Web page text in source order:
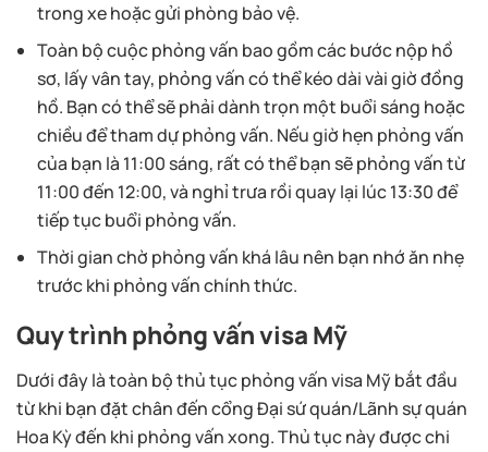
trong xe hoặc gửi phòng bảo vệ.
Toàn bộ cuộc phỏng vấn bao gồm các bước nộp hồ
sơ, lấy vân tay, phỏng vấn có thể kéo dài vài giờ đồng
hồ. Bạn có thể sẽ phải dành trọn một buổi sáng hoặc
chiều để tham dự phỏng vấn. Nếu giờ hẹn phỏng vấn
của bạn là 11:00 sáng, rất có thể bạn sẽ phỏng vấn từ
11:00 đến 12:00, và nghỉ trưa rồi quay lại lúc 13:30 để
tiếp tục buổi phỏng vấn.
Thời gian chờ phỏng vấn khá lâu nên bạn nhớ ăn nhẹ
trước khi phỏng vấn chính thức.
Quy trình phỏng vấn visa Mỹ
Dưới đây là toàn bộ thủ tục phỏng vấn visa Mỹ bắt đầu
từ khi bạn đặt chân đến cổng Đại sứ quán/Lãnh sự quán
Hoa Kỳ đến khi phỏng vấn xong. Thủ tục này được chi